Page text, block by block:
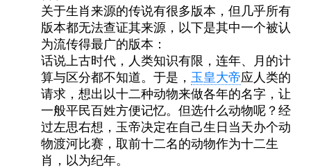
关于生肖来源的传说有很多版本，但几乎所有
版本都无法查证其来源，以下是其中一个被认
为流传得最广的版本：
话说上古时代，人类知识有限，连年、月的计
算与区分都不知道。于是， 玉皇大帝应人类的
请求，想出以十二种动物来做各年的名字，让
一般平民百姓方便记忆。但选什么动物呢？经
过左思右想，玉帝决定在自己生日当天办个动
物渡河比赛，取前十二名的动物作为十二生
肖，以为纪年。